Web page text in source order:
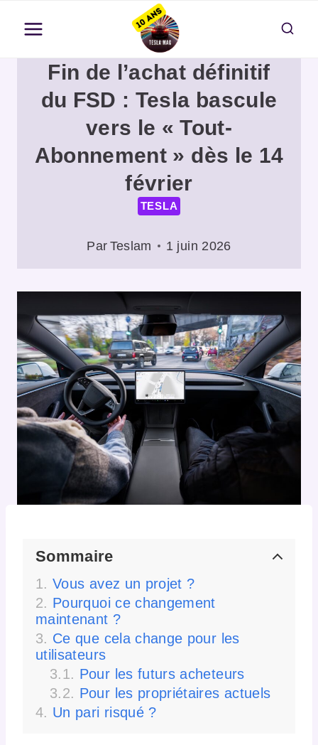
contenuFin de l’achat définitif
du FSD : Tesla bascule
vers le « Tout-
Abonnement » dès le 14
février
TESLA
Par Teslam 1 juin 2026
Sommaire
Vous avez un projet ?
Pourquoi ce changement
maintenant ?
Ce que cela change pour les
utilisateurs
Pour les futurs acheteurs
Pour les propriétaires actuels
Un pari risqué ?